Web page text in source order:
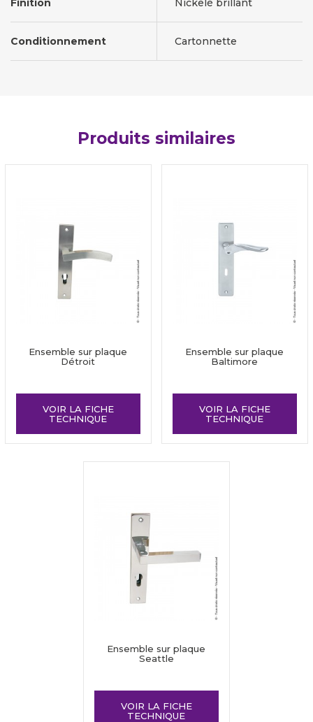
Finition Nickelé brillant
Conditionnement Cartonnette
Produits similaires
Ensemble sur plaque
Détroit
VOIR LA FICHE
TECHNIQUE
Ensemble sur plaque
Baltimore
VOIR LA FICHE
TECHNIQUE
Ensemble sur plaque
Seattle
VOIR LA FICHE
TECHNIQUE